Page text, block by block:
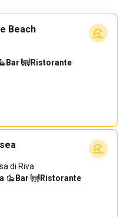
Beach
Bar· Ristorante·
di Riva
· Bar· Ristorante·